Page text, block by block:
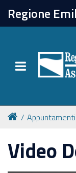
Regione
Toggle
chiudi
Catalogo online
Collezioni
Per
Appuntamenti
Video